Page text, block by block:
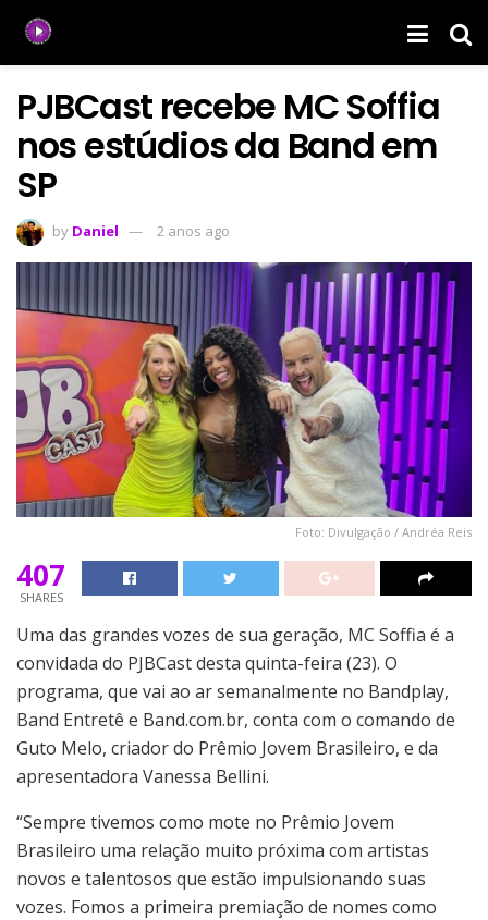
PJBCast recebe MC Soffia
nos estúdios da Band em
SP
by Daniel 2 anos ago
Foto: Divulgação / Andréa Reis
407
SHARES
Uma das grandes vozes de sua geração, MC Soffia é a
convidada do PJBCast desta quinta-feira (23). O
programa, que vai ao ar semanalmente no Bandplay,
Band Entretê e Band.com.br, conta com o comando de
Guto Melo, criador do Prêmio Jovem Brasileiro, e da
apresentadora Vanessa Bellini.
“Sempre tivemos como mote no Prêmio Jovem
Brasileiro uma relação muito próxima com artistas
novos e talentosos que estão impulsionando suas
vozes. Fomos a primeira premiação de nomes como